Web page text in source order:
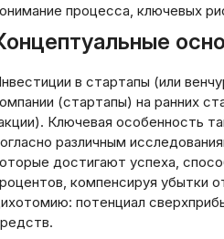
процесса, ключевых
в стартапы (или
(стартапы) на ранних
Ключевая особенность
различным
достигают успеха,
компенсируя убытки
потенциал